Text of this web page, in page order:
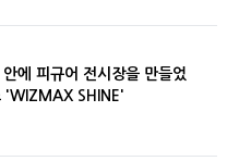
에 피규어 전시장을 만들었
'WIZMAX SHINE'